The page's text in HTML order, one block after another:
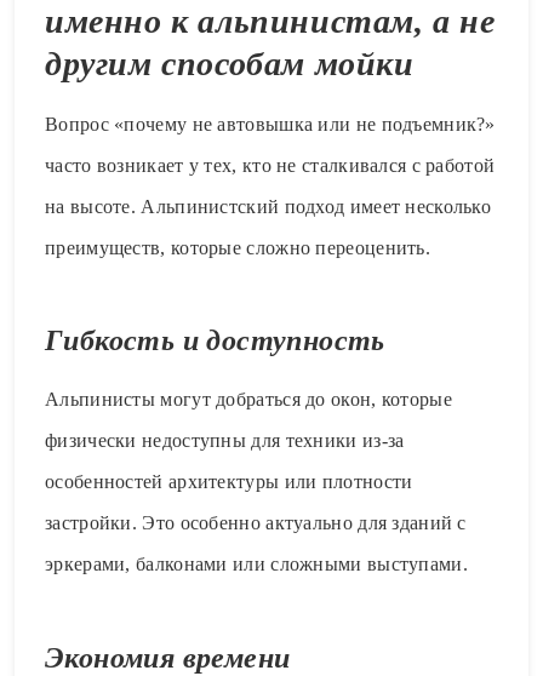
именно к альпинистам, а не
другим способам мойки
Вопрос «почему не автовышка или не подъемник?»
часто возникает у тех, кто не сталкивался с работой
на высоте. Альпинистский подход имеет несколько
преимуществ, которые сложно переоценить.
Гибкость и доступность
Альпинисты могут добраться до окон, которые
физически недоступны для техники из-за
особенностей архитектуры или плотности
застройки. Это особенно актуально для зданий с
эркерами, балконами или сложными выступами.
Экономия времени